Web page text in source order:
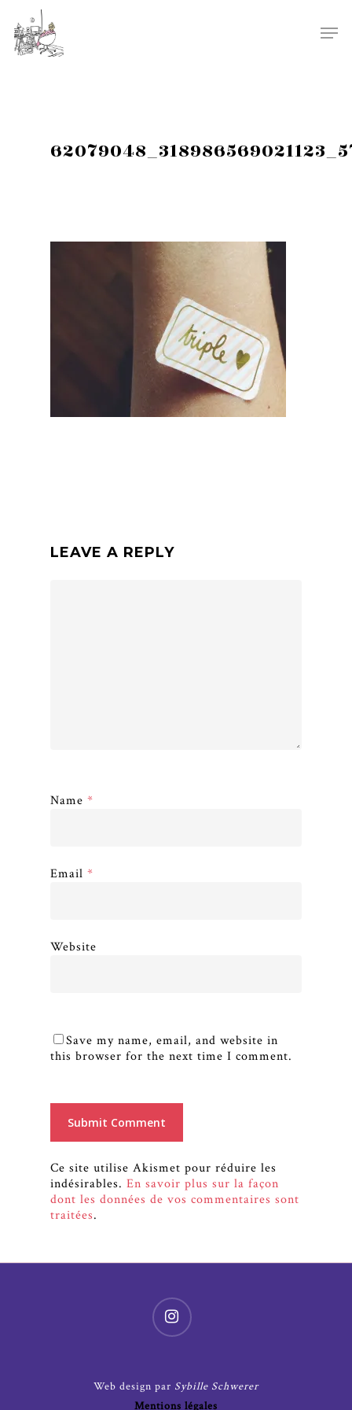
LEAVE A REPLY
Name *
Email *
Website
Save my name, email, and website in
this browser for the next time I comment.
Ce site utilise Akismet pour réduire les
indésirables. En savoir plus sur la façon
dont les données de vos commentaires sont
traitées.
Web design par Sybille Schwerer
Mentions légales